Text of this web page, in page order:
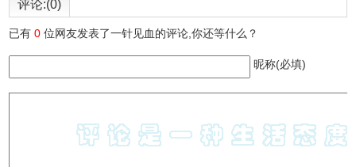
评论:(0)
已有0 位网友发表了一针见血的评论,你还等什么？
昵称(必填)